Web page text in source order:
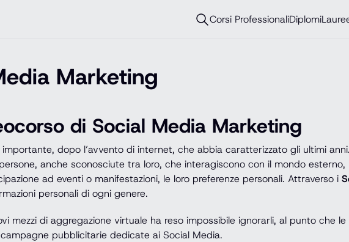
Corsi ProfessionaliDiplomi
Marketing
di Social Media Marketing
dopo l’avvento di internet, che abbia caratterizzato gli ultimi
anche sconosciute tra loro, che interagiscono con il mondo
ad eventi o manifestazioni, le loro preferenze personali. Attraverso i
personali di ogni genere.
mezzi di aggregazione virtuale ha reso impossibile ignorarli, al punto che
pubblicitarie dedicate ai Social Media.